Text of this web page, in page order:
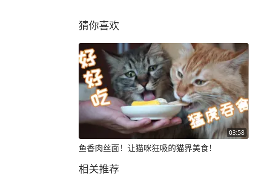
猜你喜欢
03:58
鱼香肉丝面！让猫咪狂吸的猫界美食！
相关推荐